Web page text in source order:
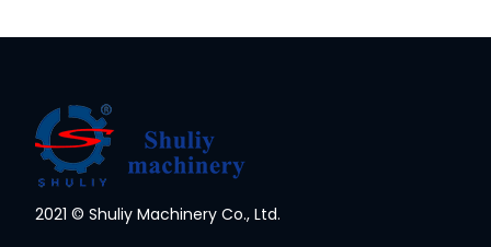
2021 © Shuliy Machinery Co., Ltd.